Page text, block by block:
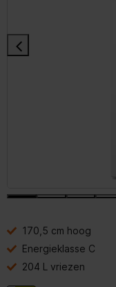
170,5 cm hoog
Energieklasse C
204 L vriezen